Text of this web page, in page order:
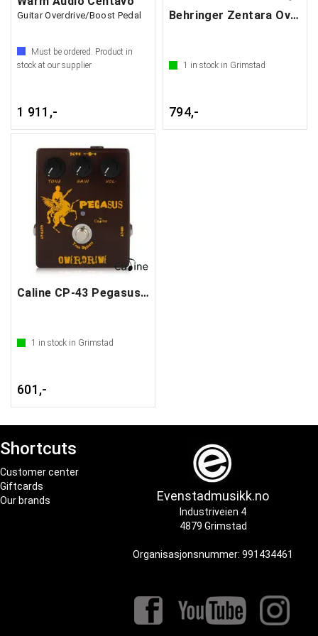
Guitar Overdrive/Boost Pedal
Must be ordered. Product in
stock at our supplier
1 911,-
Behringer Zentara Overdrive
1 in stock in Grimstad
794,-
Caline CP-43 Pegasus Overdrive
1 in stock in Grimstad
601,-
Shortcuts
Customer center
Giftcards
Our brands
Evenstadmusikk.no
Industriveien 4
4879 Grimstad
Organisasjonsnummer: 991434461